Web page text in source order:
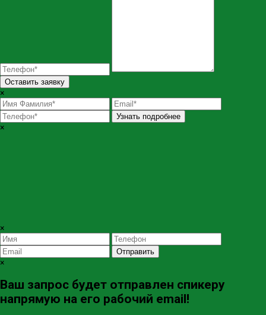
Оставить заявку
×
Узнать подробнее
×
×
Отправить
×
Ваш запрос будет отправлен спикеру
напрямую на его рабочий email!